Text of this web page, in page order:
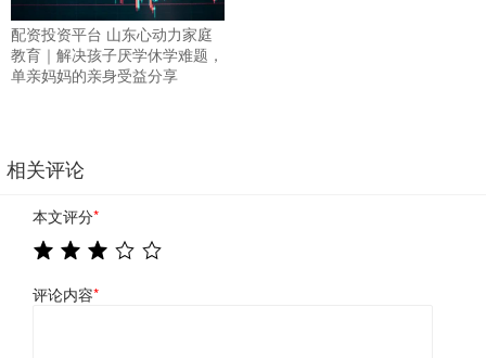
配资投资平台 山东心动力家庭
教育｜解决孩子厌学休学难题，
单亲妈妈的亲身受益分享
相关评论
本文评分*
评论内容*